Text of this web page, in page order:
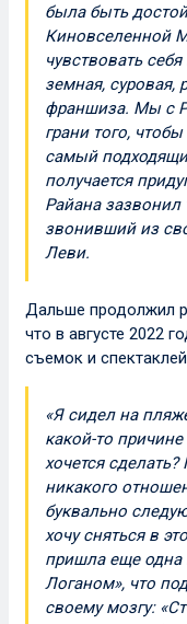
была быть
Киновселенной
чувствовать
земная, суровая,
франшиза. Мы с
грани того,
самый
получается
Райана
звонивший из
Леви.
Дальше продолжил
что в августе 2022
съемок и спектаклей
«Я сидел на
какой-то
хочется
никакого
буквально
хочу сняться в
пришла еще
Логаном», что
своему мозгу: